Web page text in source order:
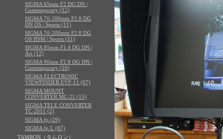
SIGMA 65mm F2 DG DN |
Contemporary (12)
SIGMA 70-200mm F2.8 DG
DN OS | Sports (11)
SIGMA 70-200mm F2.8 DG
OS HSM | Sports (11)
SIGMA 85mm F1.4 DG DN |
Art (12)
SIGMA 90mm F2.8 DG DN |
Contemporary (10)
SIGMA ELECTRONIC
VIEWFINDER EVF-11 (67)
SIGMA MOUNT
CONVERTER MC-21 (15)
SIGMA TELE CONVERTER
TC-2011 (2)
SIGMA fp (29)
SIGMA fp L (87)
TAMRON（タムロン）